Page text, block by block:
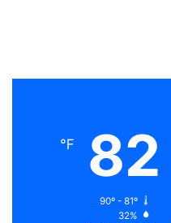
82
℉
90º - 81º
32%